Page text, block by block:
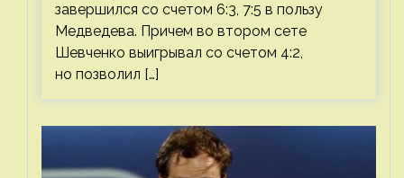
завершился со счетом 6:3, 7:5 в пользу
Медведева. Причем во втором сете
Шевченко выигрывал со счетом 4:2,
но позволил […]